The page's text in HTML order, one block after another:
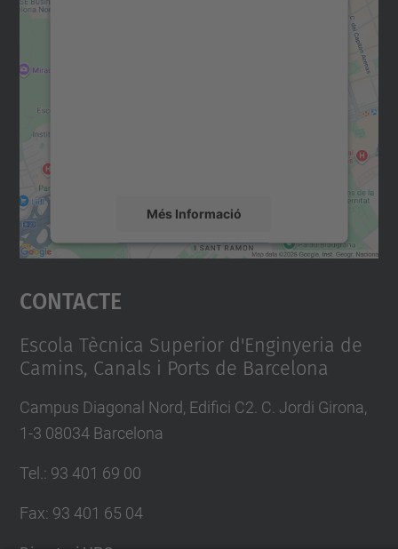
Més Informació
Accepta
powered by
Contacte
Escola Tècnica Superior d'Enginyeria de
Camins, Canals i Ports de Barcelona
Campus Diagonal Nord, Edifici C2. C. Jordi Girona,
1-3 08034 Barcelona
Tel. : 93 401 69 00
Fax: 93 401 65 04